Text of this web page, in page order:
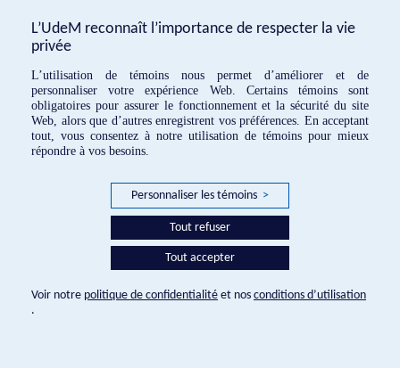
Asimov, Peter (2023), « Yvonne Loriod, Ultramodernist.
Preliminary Glimpses of a Compositional Legacy »,
dans Mariateresa Storino et Susan Wollenberg (dir.),
Women Composers in New Perspectives, 1800-1950.
Genres, Contexts and Repertoires, Turnhout, Brepols,
p. 265-290.
Asimov, Peter (dir.) (2024), « Yvonne Loriod. Trajectoires
d’une carrière pianistique à l’apogée du
Dezède,dezede.org/dossiers/id/512/
consulté le 17 décembre 2025.
Baeck, Erik (2017), « André Cluytens et les Trois Tâla
L’UdeM reconnaît l’importance de respecter la vie
privée
L’utilisation de témoins nous permet d’améliorer et de
personnaliser votre expérience Web. Certains témoins sont
obligatoires pour assurer le fonctionnement et la sécurité du site
Web, alors que d’autres enregistrent vos préférences. En acceptant
tout, vous consentez à notre utilisation de témoins pour mieux
répondre à vos besoins.
Personnaliser les témoins >
Tout refuser
Tout accepter
Voir notre politique de confidentialité et nos conditions d’utilisation
.